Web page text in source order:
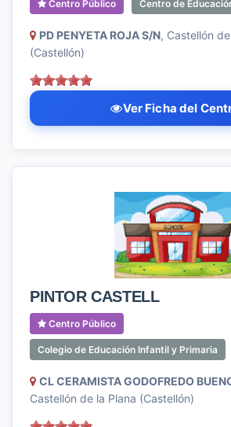
Centro Público Centro de
PD PENYETA ROJA S/N, Castellón
(Castellón)
Ver Ficha del
PINTOR CASTELL
Centro Público
Colegio de Educación Infantil y Primaria
CL CERAMISTA GODOFREDO
Castellón de la Plana (Castellón)